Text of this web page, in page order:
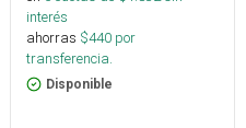
interés
ahorras $440 por
transferencia.
Disponible